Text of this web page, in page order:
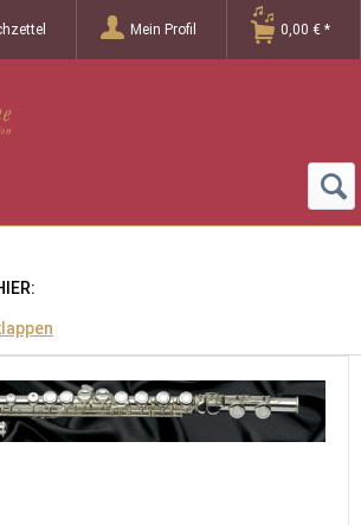
Mein Profil 0,00 € *